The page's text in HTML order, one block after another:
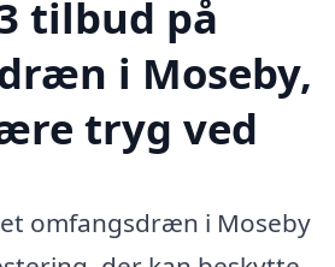
tilbud på
i Moseby,
tryg ved
omfangsdræn i Moseby